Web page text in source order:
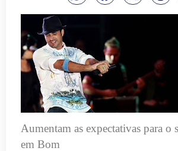
Aumentam as expectativas para o
em Bom